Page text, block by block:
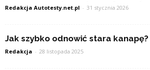
Redakcja Autotesty.net.pl - 31 stycznia 2026
Jak szybko odnowić stara kanapę?
Redakcja - 28 listopada 2025